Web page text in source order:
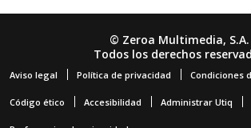
© Zeroa Multimedia, S.A.
Todos los derechos
Aviso legal Política de privacidad Condiciones
Código ético Accesibilidad Administrar Utiq